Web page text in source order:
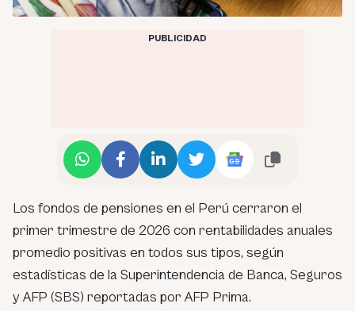
PUBLICIDAD
Los fondos de pensiones en el Perú cerraron el
primer trimestre de 2026 con rentabilidades anuales
promedio positivas en todos sus tipos, según
estadísticas de la Superintendencia de Banca, Seguros
y AFP (SBS) reportadas por AFP Prima.